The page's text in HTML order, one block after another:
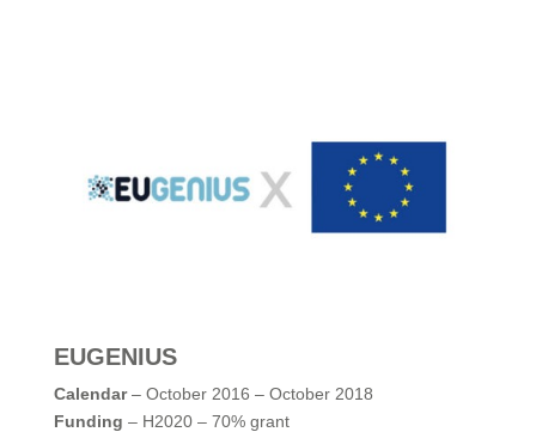
EUGENIUS
Calendar– October 2016 – October 2018
Funding – H2020 – 70% grant